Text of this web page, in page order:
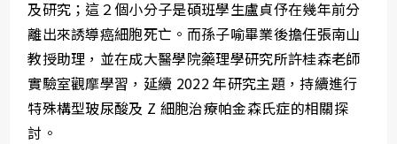
及研究；這２個小分子是碩班學生盧貞伃在幾年前分
離出來誘導癌細胞死亡。而孫子喻畢業後擔任張南山
教授助理，並在成大醫學院藥理學研究所許桂森老師
實驗室觀摩學習，延續 2022 年研究主題，持續進行
特殊構型玻尿酸及 Z 細胞治療帕金森氏症的相關探
討。